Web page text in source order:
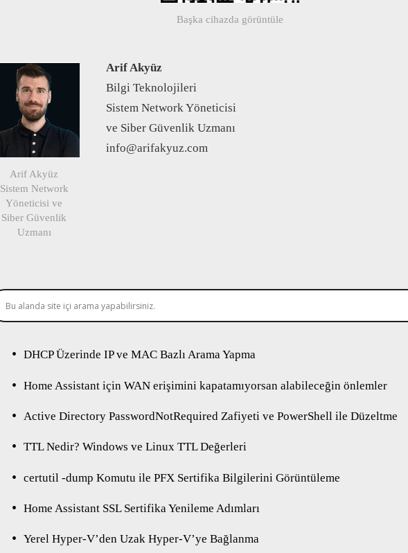
Başka cihazda görüntüle
Arif Akyüz
Sistem Network
Yöneticisi ve
Siber Güvenlik
Uzmanı
Arif Akyüz
Bilgi Teknolojileri
Sistem Network Yöneticisi
ve Siber Güvenlik Uzmanı
info@arifakyuz.com
DHCP Üzerinde IP ve MAC Bazlı Arama Yapma
Home Assistant için WAN erişimini kapatamıyorsan alabileceğin önlemler
Active Directory PasswordNotRequired Zafiyeti ve PowerShell ile Düzeltme
TTL Nedir? Windows ve Linux TTL Değerleri
certutil -dump Komutu ile PFX Sertifika Bilgilerini Görüntüleme
Home Assistant SSL Sertifika Yenileme Adımları
Yerel Hyper-V’den Uzak Hyper-V’ye Bağlanma